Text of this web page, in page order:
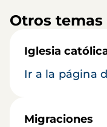
Otros
Iglesia
Ir a la página
Migraciones